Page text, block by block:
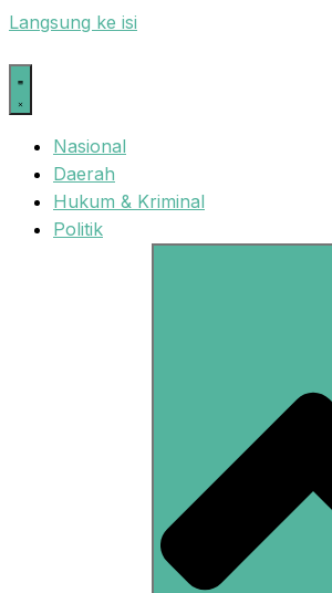
Langsung ke isi
Nasional
Daerah
Hukum & Kriminal
Politik